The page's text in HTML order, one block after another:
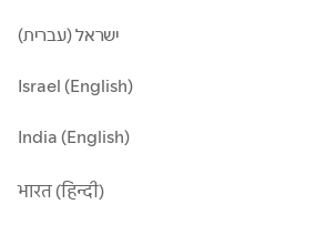
ישראל (עברית)
Israel (English)
India (English)
भारत (हिन्दी)